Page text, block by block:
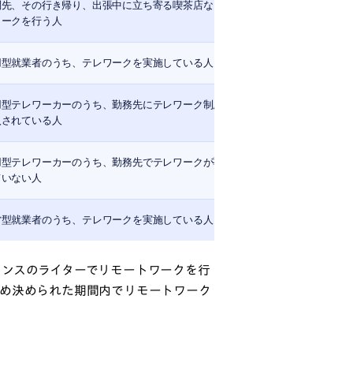
、その行き帰り、出張中に立ち寄る喫茶店などでテ
クを行う人
就業者のうち、テレワークを実施している人
テレワーカーのうち、勤務先にテレワーク制度等が
れている人
テレワーカーのうち、勤務先でテレワークが導入さ
ない人
就業者のうち、テレワークを実施している人
スのライターでリモートワークを行
決められた期間内でリモートワーク